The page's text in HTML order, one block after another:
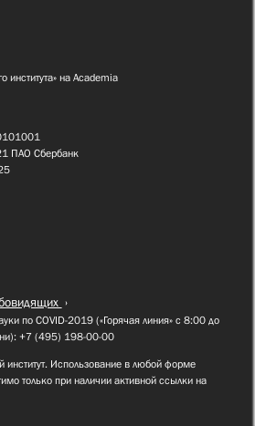
института» на Academia
ПАО Сбербанк
по COVID-2019 («Горячая линия» с 8:00 до
+7 (495) 198-00-00
институт. Использование в любой форме
только при наличии активной ссылки на